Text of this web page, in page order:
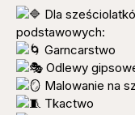
Dla
podstawowych:
Garncarstwo
Odlewy
Malowanie na
Tkactwo